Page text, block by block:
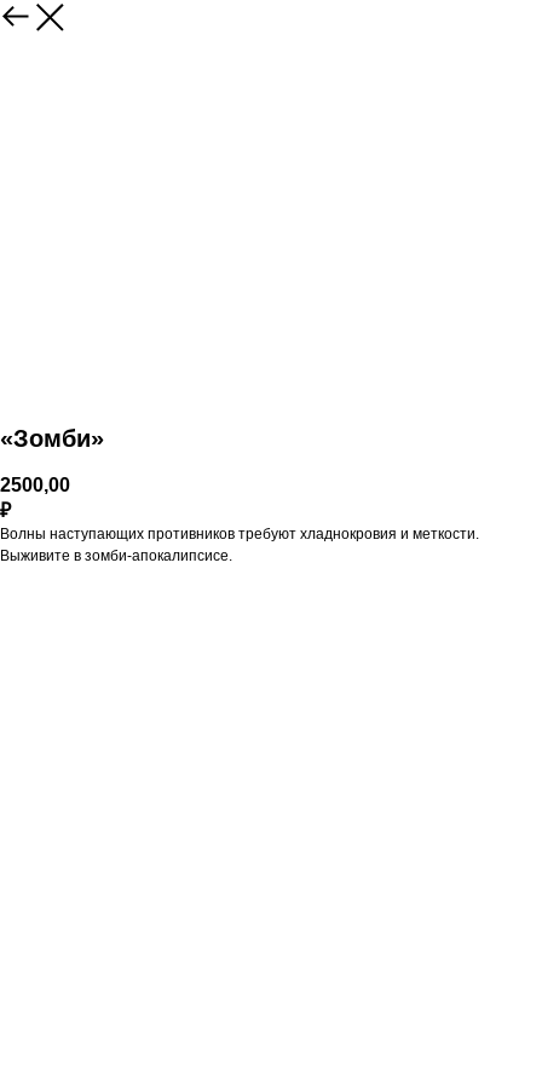
«Зомби»
2500,00
₽
Волны наступающих противников требуют хладнокровия и меткости.
Выживите в зомби-апокалипсисе.